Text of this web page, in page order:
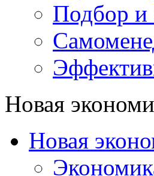
Подбор и
Новая
Новая